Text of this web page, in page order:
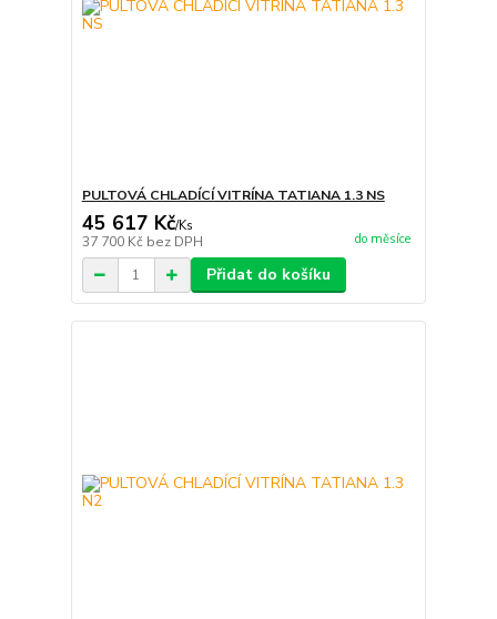
PULTOVÁ CHLADÍCÍ VITRÍNA TATIANA 1.3 NS
45 617 Kč/Ks
37 700 Kč bez DPH do měsíce
Přidat do košíku